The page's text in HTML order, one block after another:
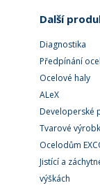
Další
Diagnostika
Předpínání
Ocelové haly
ALeX
Developerské
Tvarové
Ocelodům
Jistící a
výškách